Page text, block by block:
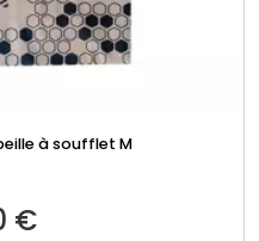
à soufflet M
€